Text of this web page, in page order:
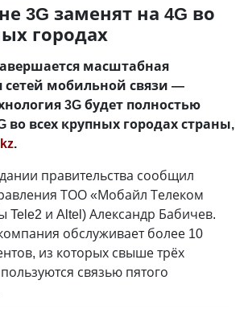
3G заменят на 4G во
городах
масштабная
мобильной связи —
3G будет полностью
во всех крупных городах страны,
.
правительства сообщил
ТОО «Мобайл Телеком
Tele2 и Altel) Александр Бабичев.
обслуживает более 10
из которых свыше трёх
связью пятого